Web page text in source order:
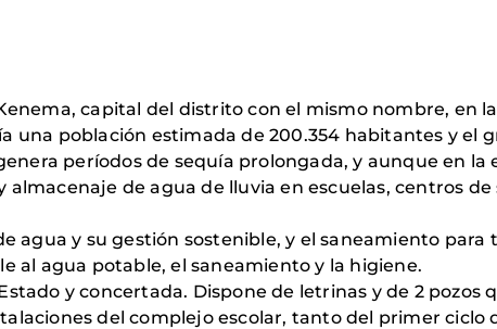
capital del distrito con el mismo nombre, en
una población estimada de 200.354 habitantes y el
períodos de sequía prolongada, y aunque en la
de agua de lluvia en escuelas, centros de
agua y su gestión sostenible, y el saneamiento para
al agua potable, el saneamiento y la higiene.
y concertada. Dispone de letrinas y de 2 pozos
del complejo escolar, tanto del primer ciclo